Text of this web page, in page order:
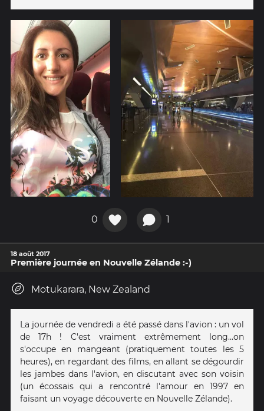
0 1
18 août 2017
Première journée en Nouvelle Zélande :-)
Motukarara, New Zealand
La journée de vendredi a été passé dans l'avion : un vol
de 17h ! C'est vraiment extrêmement long...on
s'occupe en mangeant (pratiquement toutes les 5
heures), en regardant des films, en allant se dégourdir
les jambes dans l'avion, en discutant avec son voisin
(un écossais qui a rencontré l'amour en 1997 en
faisant un voyage découverte en Nouvelle Zélande).